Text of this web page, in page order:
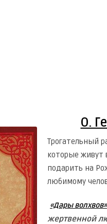
О.
Трогательный
которые живут
подарить на
любимому
«Дары волхвов»
жертвенной